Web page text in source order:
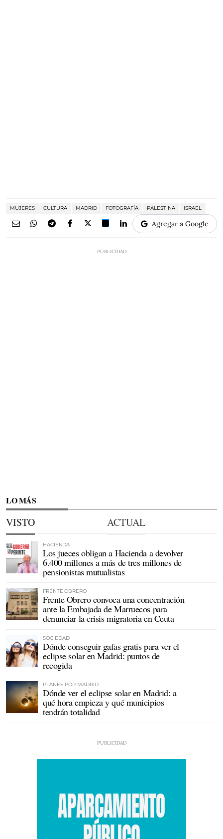
MUJERES CULTURA MADRID FOTOGRAFÍA PALESTINA ISRAEL
Agregar a Google
LO MÁS
VISTO ACTUAL
HACIENDA
Los jueces obligan a Hacienda a devolver
6.400 millones a más de tres millones de
pensionistas mutualistas
FRENTE OBRERO
Frente Obrero convoca una concentración
ante la Embajada de Marruecos para
denunciar la crisis migratoria en Ceuta
SOCIEDAD
Dónde conseguir gafas gratis para ver el
eclipse solar en Madrid: puntos de
recogida
PLANES POR MADRID
Dónde ver el eclipse solar en Madrid: a
qué hora empieza y qué municipios
tendrán totalidad